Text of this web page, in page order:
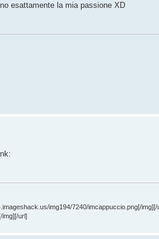
esattamente la mia passione XD
img194/7240/imcappuccio.png[/
img][/url]